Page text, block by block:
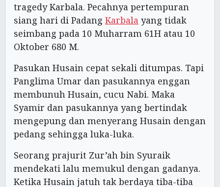
tragedy Karbala. Pecahnya pertempuran
siang hari di Padang Karbala yang tidak
seimbang pada 10 Muharram 61H atau 10
Oktober 680 M.
Pasukan Husain cepat sekali ditumpas. Tapi
Panglima Umar dan pasukannya enggan
membunuh Husain, cucu Nabi. Maka
Syamir dan pasukannya yang bertindak
mengepung dan menyerang Husain dengan
pedang sehingga luka-luka.
Seorang prajurit Zur’ah bin Syuraik
mendekati lalu memukul dengan gadanya.
Ketika Husain jatuh tak berdaya tiba-tiba